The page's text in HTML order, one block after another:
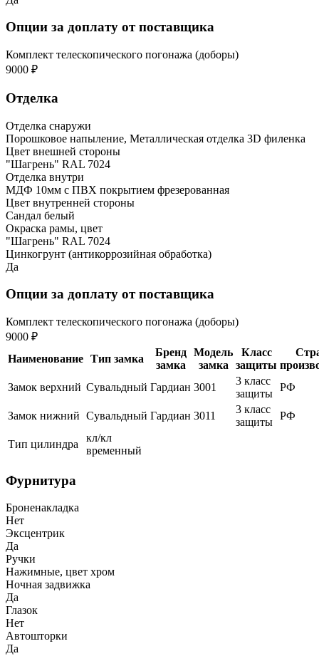
Опции за доплату от поставщика
Комплект телескопического погонажа (доборы)
9000 ₽
Отделка
Отделка снаружи
Порошковое напыление, Металлическая отделка 3D филенка
Цвет внешней стороны
"Шагрень" RAL 7024
Отделка внутри
МДФ 10мм с ПВХ покрытием фрезерованная
Цвет внутренней стороны
Сандал белый
Окраска рамы, цвет
"Шагрень" RAL 7024
Цинкогрунт (антикоррозийная обработка)
Да
Опции за доплату от поставщика
Комплект телескопического погонажа (доборы)
9000 ₽
Наименование Тип замка
Бренд
замка
Модель
замка
Класс
защиты
Замок верхний Сувальдный Гардиан 3001
3 класс
защиты
РФ
Замок нижний Сувальдный Гардиан 3011
3 класс
защиты
РФ
Тип цилиндра
кл/кл
временный
Фурнитура
Броненакладка
Нет
Эксцентрик
Да
Ручки
Нажимные, цвет хром
Ночная задвижка
Да
Глазок
Нет
Автошторки
Да